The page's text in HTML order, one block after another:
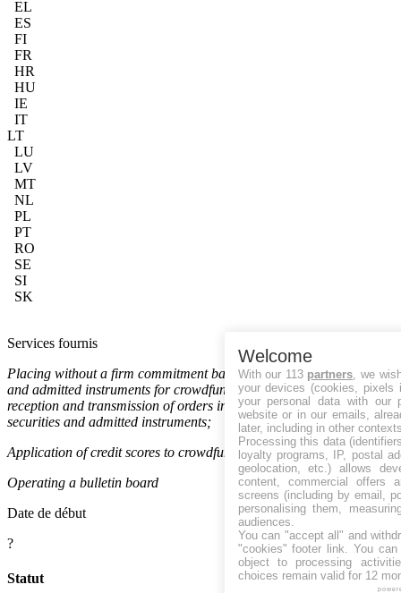
EL
ES
FI
FR
HR
HU
IE
IT
LT
LU
LV
MT
NL
PL
PT
RO
SE
SI
SK
Services fournis
Placing without a firm commitment basis of transferable securities
and admitted instruments for crowdfunding purposes and the
reception and transmission of orders in relation to those transferable
securities and admitted instruments;
Application of credit scores to crowdfunding projects
Operating a bulletin board
Date de début
?
Statut
Welcome
With our 113 partners, we
your devices (cookies, pixels
your personal data with our
website or in our emails,
later, including in other
Processing this data
loyalty programs, IP, postal
geolocation, etc.) allows
content, commercial offers
screens (including by email,
personalising them,
audiences.
You can "accept all" and
"cookies" footer link. You can
object to processing
choices remain valid for 12